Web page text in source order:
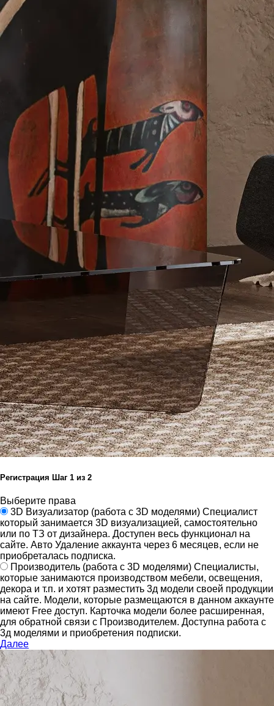
Регистрация Шаг 1 из 2
Выберите права
3D Визуализатор (работа с 3D моделями) Специалист
который занимается 3D визуализацией, самостоятельно
или по ТЗ от дизайнера. Доступен весь функционал на
сайте. Авто Удаление аккаунта через 6 месяцев, если не
приобреталась подписка.
Производитель (работа с 3D моделями) Специалисты,
которые занимаются производством мебели, освещения,
декора и т.п. и хотят разместить 3д модели своей продукции
на сайте. Модели, которые размещаются в данном аккаунте
имеют Free доступ. Карточка модели более расширенная,
для обратной связи с Производителем. Доступна работа с
3д моделями и приобретения подписки.
Далее